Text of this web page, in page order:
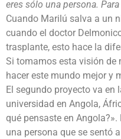
eres sólo una persona.
Cuando Marilú salva a un
cuando el doctor
trasplante, esto hace la
Si tomamos esta visión de
hacer este mundo mejor y
El segundo proyecto va en
universidad en Angola,
qué pensaste en
una persona que se sentó